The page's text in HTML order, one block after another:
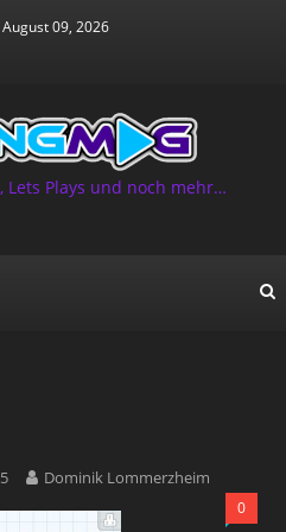
09, 2026
Lets Plays und noch mehr…
Dominik Lommerzheim
0